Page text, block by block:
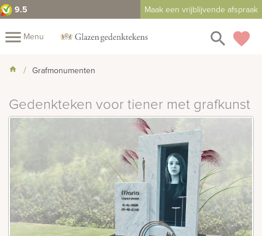
9.5 Maak een vrijblijvende afspraak
menu Menu favorite
Fotomap
search
close
Assortiment
Fotoboek
Informatie
Prijzen
Contact
Grafmonumenten
Gedenkteken voor tiener met grafkunst